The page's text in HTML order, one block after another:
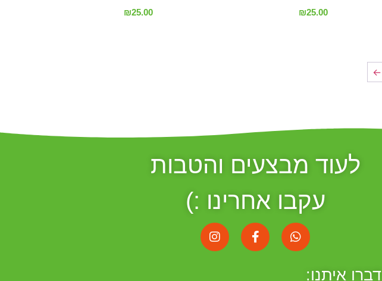
₪25.00
₪25.00
←
לעוד מבצעים והטבות
עקבו אחרינו :)
דברו איתנו: